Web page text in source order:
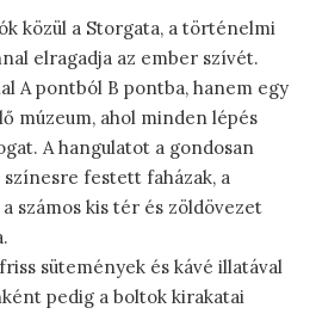
közül a Storgata, a történelmi
elragadja az ember szívét.
A pontból B pontba, hanem egy
múzeum, ahol minden lépés
A hangulatot a gondosan
festett faházak, a
számos kis tér és zöldövezet
sütemények és kávé illatával
pedig a boltok kirakatai